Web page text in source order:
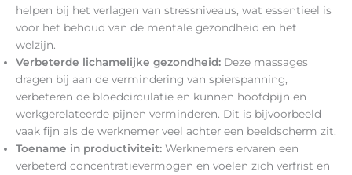
helpen bij het verlagen van stressniveaus, wat essentieel is
voor het behoud van de mentale gezondheid en het
welzijn.
Verbeterde lichamelijke gezondheid: Deze massages
dragen bij aan de vermindering van spierspanning,
verbeteren de bloedcirculatie en kunnen hoofdpijn en
werkgerelateerde pijnen verminderen. Dit is bijvoorbeeld
vaak fijn als de werknemer veel achter een beeldscherm zit.
Toename in productiviteit: Werknemers ervaren een
verbeterd concentratievermogen en voelen zich verfrist en